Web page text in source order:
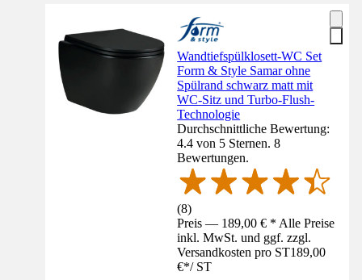
Wandtiefspülklosett-WC Set
Form & Style Samar ohne
Spülrand schwarz matt mit
WC-Sitz und Turbo-Flush-
Technologie
Durchschnittliche Bewertung:
4.4 von 5 Sternen. 8
Bewertungen.
(8)
Preis — 189,00 € * Alle Preise
inkl. MwSt. und ggf. zzgl.
Versandkosten pro ST189,00
€*/ ST